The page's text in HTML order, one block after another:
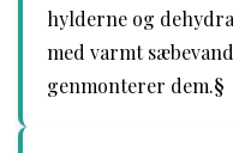
hylderne og
med varmt
genmonterer dem.§